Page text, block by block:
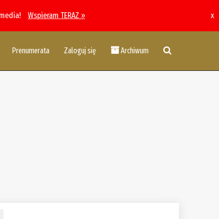
Wspieram TERAZ » x
Prenumerata Zaloguj się Archiwum